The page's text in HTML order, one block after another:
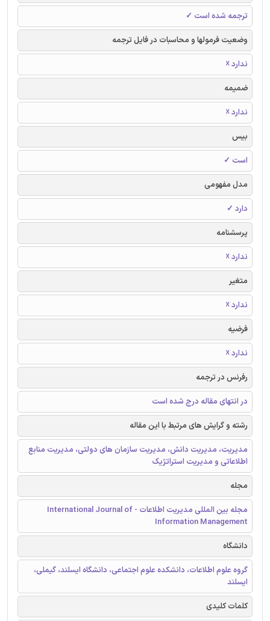
ترجمه شده است ✓
وضعیت فرمولها و محاسبات در فایل ترجمه
ندارد ☓
ضمیمه
ندارد ☓
بیس
است ✓
مدل مفهومی
دارد ✓
پرسشنامه
ندارد ☓
متغیر
ندارد ☓
فرضیه
ندارد ☓
رفرنس در ترجمه
در انتهای مقاله درج شده است
رشته و گرایش های مرتبط با این مقاله
مدیریت، مدیریت دانش، مدیریت سازمان های دولتی، مدیریت منابع
اطلاعاتی و مدیریت استراتژیک
مجله
مجله بین المللی مدیریت اطلاعات - International Journal of
Information Management
دانشگاه
گروه علوم اطلاعات، دانشکده علوم اجتماعی، دانشگاه ایسلند، گیملی،
ایسلند
کلمات کلیدی